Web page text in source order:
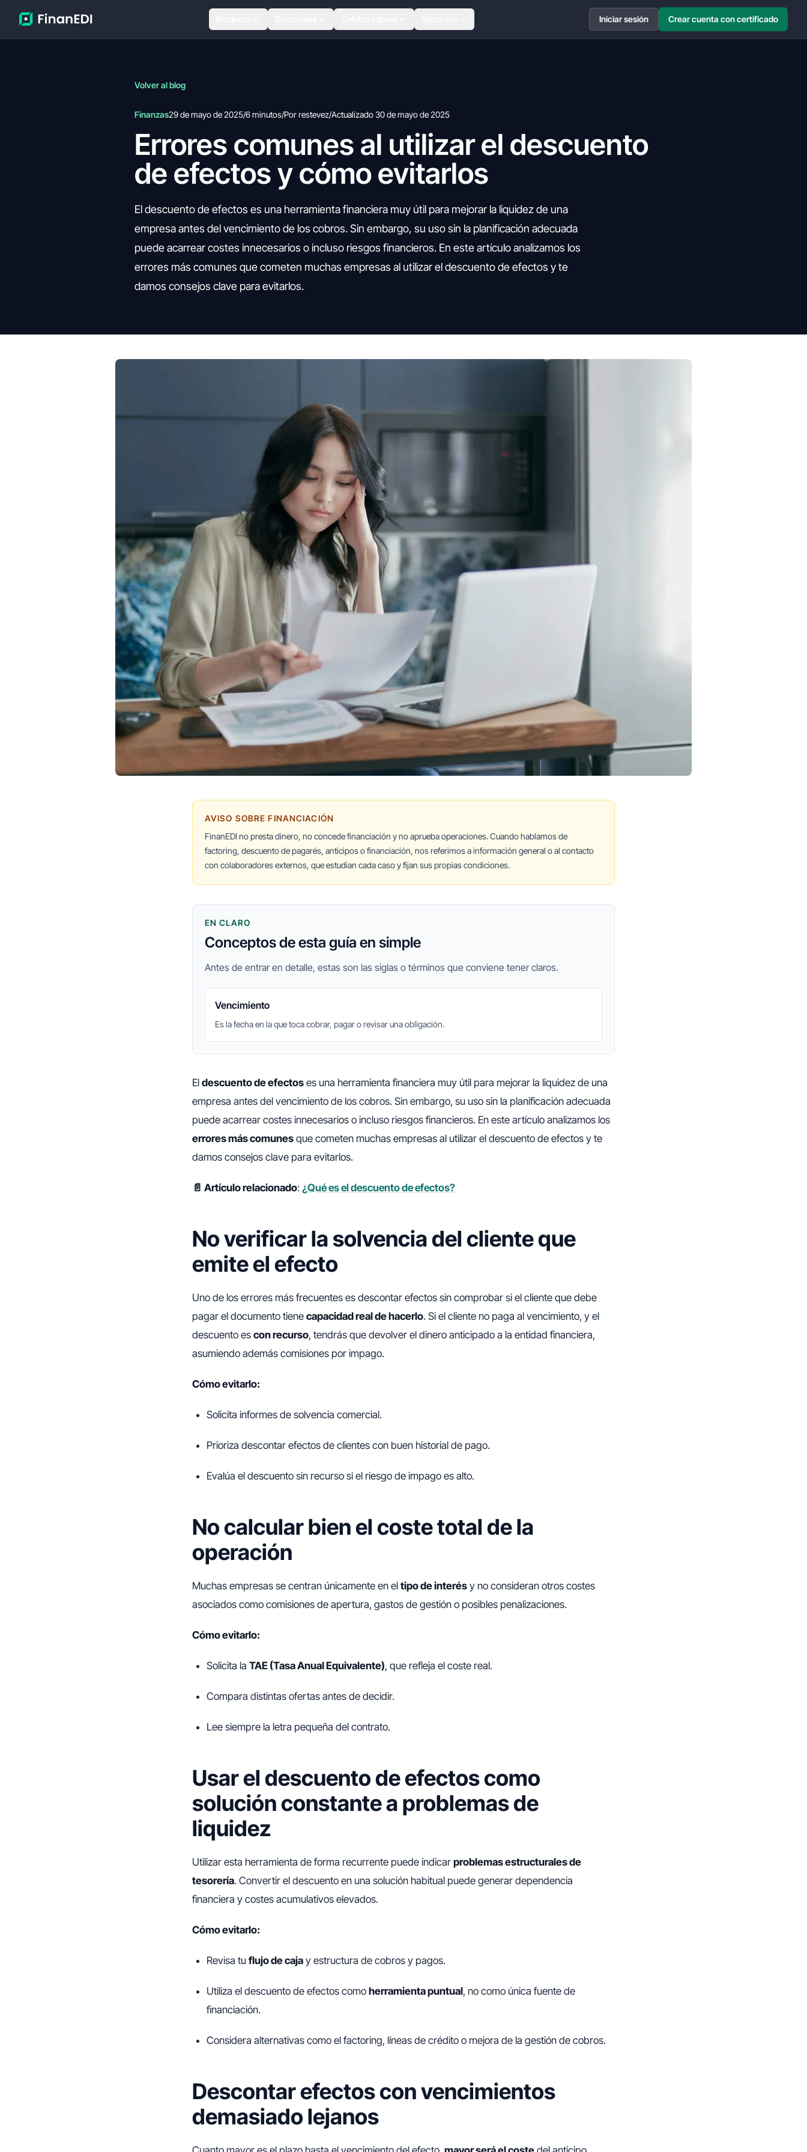
Iniciar sesión Crear cuenta con certificado
Volver al blog
Finanzas29 de mayo de 2025/6 minutos/Por restevez/Actualizado 30 de mayo de 2025
Errores comunes al utilizar el descuento
de efectos y cómo evitarlos
El descuento de efectos es una herramienta financiera muy útil para mejorar la liquidez de una
empresa antes del vencimiento de los cobros. Sin embargo, su uso sin la planificación adecuada
puede acarrear costes innecesarios o incluso riesgos financieros. En este artículo analizamos los
errores más comunes que cometen muchas empresas al utilizar el descuento de efectos y te
damos consejos clave para evitarlos.
AVISO SOBRE FINANCIACIÓN
FinanEDI no presta dinero, no concede financiación y no aprueba operaciones. Cuando hablamos de
factoring, descuento de pagarés, anticipos o financiación, nos referimos a información general o al contacto
con colaboradores externos, que estudian cada caso y fijan sus propias condiciones.
EN CLARO
Conceptos de esta guía en simple
Antes de entrar en detalle, estas son las siglas o términos que conviene tener claros.
Vencimiento
Es la fecha en la que toca cobrar, pagar o revisar una obligación.
El descuento de efectos es una herramienta financiera muy útil para mejorar la liquidez de una
empresa antes del vencimiento de los cobros. Sin embargo, su uso sin la planificación adecuada
puede acarrear costes innecesarios o incluso riesgos financieros. En este artículo analizamos los
errores más comunes que cometen muchas empresas al utilizar el descuento de efectos y te
damos consejos clave para evitarlos.
📄 Artículo relacionado: ¿Qué es el descuento de efectos?
No verificar la solvencia del cliente que
emite el efecto
Uno de los errores más frecuentes es descontar efectos sin comprobar si el cliente que debe
pagar el documento tiene capacidad real de hacerlo. Si el cliente no paga al vencimiento, y el
descuento es con recurso, tendrás que devolver el dinero anticipado a la entidad financiera,
asumiendo además comisiones por impago.
Cómo evitarlo:
Solicita informes de solvencia comercial.
Prioriza descontar efectos de clientes con buen historial de pago.
Evalúa el descuento sin recurso si el riesgo de impago es alto.
No calcular bien el coste total de la
operación
Muchas empresas se centran únicamente en el tipo de interés y no consideran otros costes
asociados como comisiones de apertura, gastos de gestión o posibles penalizaciones.
Cómo evitarlo:
Solicita la TAE (Tasa Anual Equivalente), que refleja el coste real.
Compara distintas ofertas antes de decidir.
Lee siempre la letra pequeña del contrato.
Usar el descuento de efectos como
solución constante a problemas de
liquidez
Utilizar esta herramienta de forma recurrente puede indicar problemas estructurales de
tesorería. Convertir el descuento en una solución habitual puede generar dependencia
financiera y costes acumulativos elevados.
Cómo evitarlo:
Revisa tu flujo de caja y estructura de cobros y pagos.
Utiliza el descuento de efectos como herramienta puntual, no como única fuente de
financiación.
Considera alternativas como el factoring, líneas de crédito o mejora de la gestión de cobros.
Descontar efectos con vencimientos
demasiado lejanos